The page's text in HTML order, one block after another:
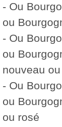
- Ou
ou
- Ou
ou
nouveau
- Ou
ou
ou rosé